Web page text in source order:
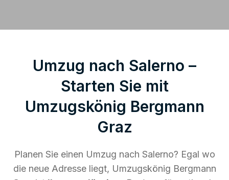
Umzug nach Salerno –
Starten Sie mit
Umzugskönig Bergmann
Graz
Planen Sie einen Umzug nach Salerno? Egal wo
die neue Adresse liegt, Umzugskönig Bergmann